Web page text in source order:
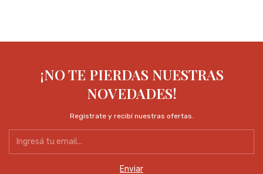
¡NO TE PIERDAS NUESTRAS
NOVEDADES!
Registrate y recibí nuestras ofertas.